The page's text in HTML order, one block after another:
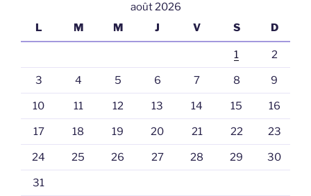
août 2026
L
M M J V S D
1 2
3 4 5 6 7 8 9
10 11 12 13 14 15 16
17 18 19 20 21 22 23
24 25 26 27 28 29 30
31